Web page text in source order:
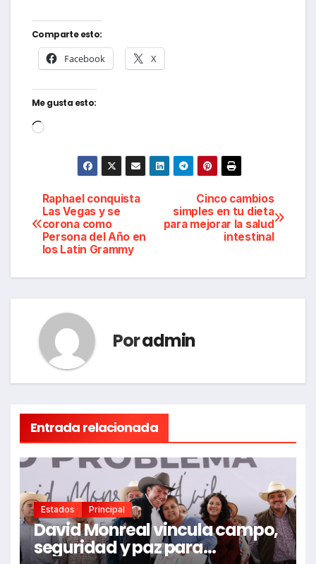
Comparte esto:
Facebook X
Me gusta esto:
Cargando...
Navegación
de
entradas
Cinco cambios
simples en tu dieta
para mejorar la salud
intestinal
Raphael conquista
Las Vegas y se
corona como
Persona del Año en
los Latin Grammy
Poradmin
Entrada relacionada
Estados Principal
David Monreal vincula campo,
seguridad y paz para